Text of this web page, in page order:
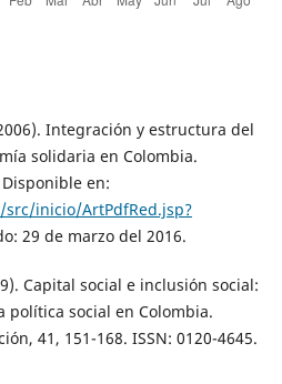
Integración y estructura del
solidaria en Colombia.
en:
inicio/ArtPdfRed.jsp?
29 de marzo del 2016.
Capital social e inclusión social:
política social en Colombia.
41, 151-168. ISSN: 0120-4645.